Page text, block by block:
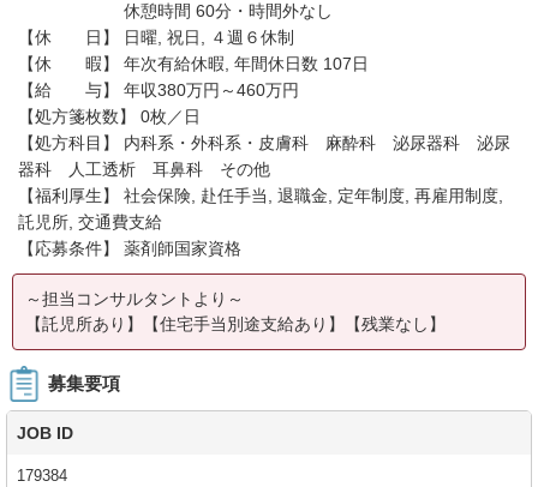
休憩時間 60分・時間外なし
【休 日】 日曜, 祝日, ４週６休制
【休 暇】 年次有給休暇, 年間休日数 107日
【給 与】 年収380万円～460万円
【処方箋枚数】 0枚／日
【処方科目】 内科系・外科系・皮膚科 麻酔科 泌尿器科 泌尿
器科 人工透析 耳鼻科 その他
【福利厚生】 社会保険, 赴任手当, 退職金, 定年制度, 再雇用制度,
託児所, 交通費支給
【応募条件】 薬剤師国家資格
～担当コンサルタントより～
【託児所あり】【住宅手当別途支給あり】【残業なし】
募集要項
JOB ID
179384